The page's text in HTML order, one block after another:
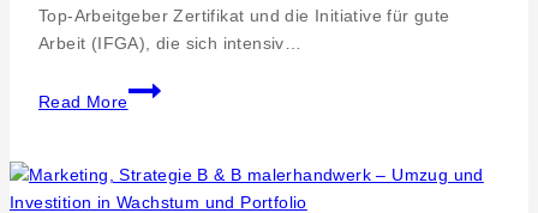
Top-Arbeitgeber Zertifikat und die Initiative für gute
Arbeit (IFGA), die sich intensiv…
Read More
Zertifizierter
„Top
und
neuer